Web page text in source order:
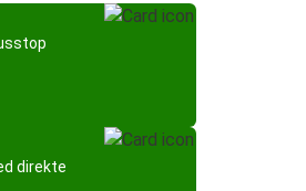
direkte